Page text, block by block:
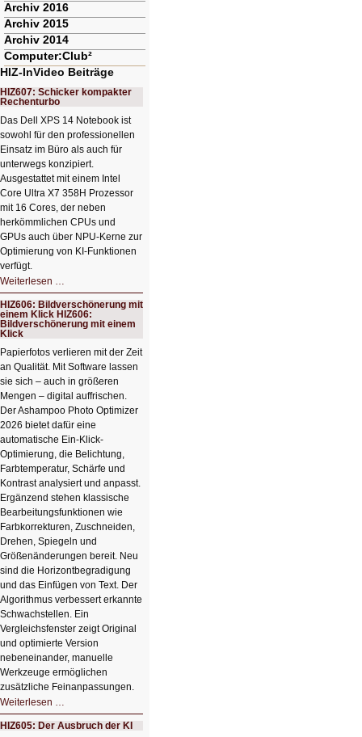
Archiv 2016
Archiv 2015
Archiv 2014
Computer:Club²
HIZ-InVideo Beiträge
HIZ607: Schicker kompakter
Rechenturbo
Das Dell XPS 14 Notebook ist
sowohl für den professionellen
Einsatz im Büro als auch für
unterwegs konzipiert.
Ausgestattet mit einem Intel
Core Ultra X7 358H Prozessor
mit 16 Cores, der neben
herkömmlichen CPUs und
GPUs auch über NPU-Kerne zur
Optimierung von KI-Funktionen
verfügt.
Weiterlesen …
Schicker
kompakter
Rechenturbo
HIZ606: Bildverschönerung mit
einem Klick HIZ606:
Bildverschönerung mit einem
Klick
Papierfotos verlieren mit der Zeit
an Qualität. Mit Software lassen
sie sich – auch in größeren
Mengen – digital auffrischen.
Der Ashampoo Photo Optimizer
2026 bietet dafür eine
automatische Ein-Klick-
Optimierung, die Belichtung,
Farbtemperatur, Schärfe und
Kontrast analysiert und anpasst.
Ergänzend stehen klassische
Bearbeitungsfunktionen wie
Farbkorrekturen, Zuschneiden,
Drehen, Spiegeln und
Größenänderungen bereit. Neu
sind die Horizontbegradigung
und das Einfügen von Text. Der
Algorithmus verbessert erkannte
Schwachstellen. Ein
Vergleichsfenster zeigt Original
und optimierte Version
nebeneinander, manuelle
Werkzeuge ermöglichen
zusätzliche Feinanpassungen.
Weiterlesen …
Bildverschönerung
mit
einem
HIZ605: Der Ausbruch der KI